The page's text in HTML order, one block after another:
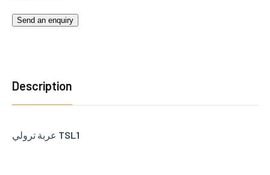
Send an enquiry
Description
عربة ترولي TSL1